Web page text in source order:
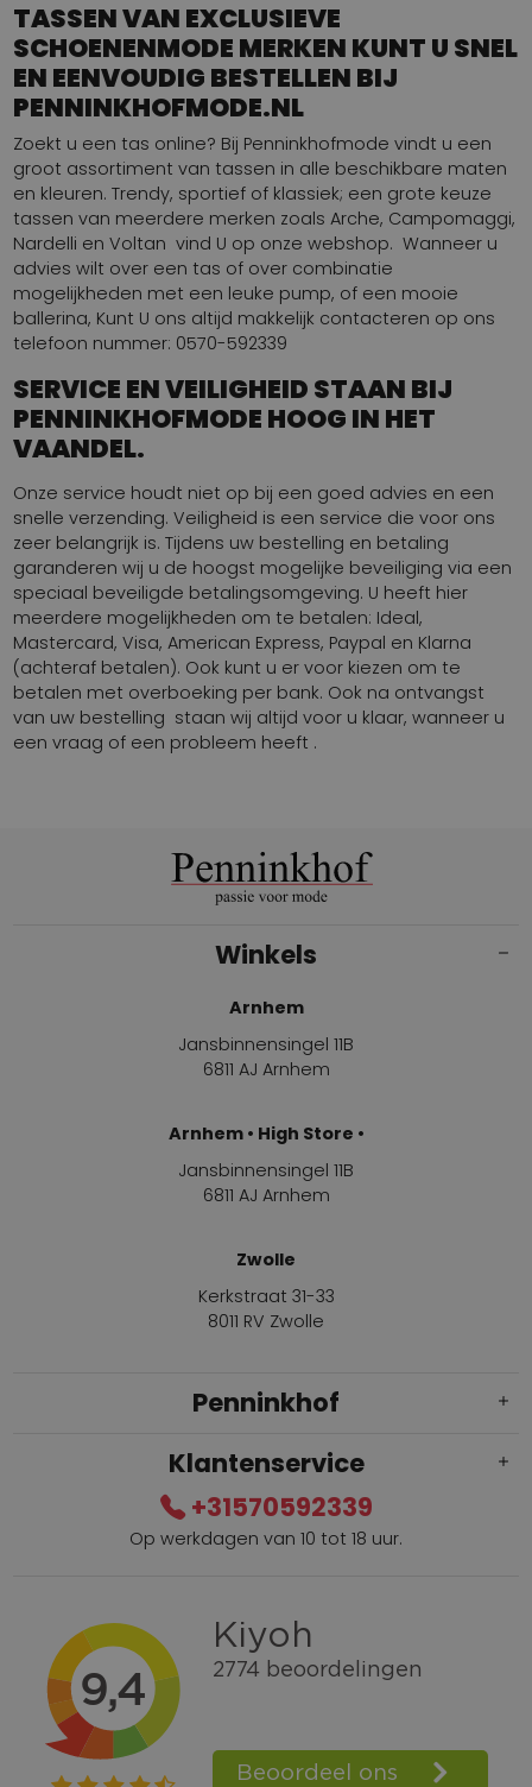
TASSEN VAN EXCLUSIEVE
SCHOENENMODE MERKEN KUNT U SNEL
EN EENVOUDIG BESTELLEN BIJ
PENNINKHOFMODE.NL
Zoekt u een tas online? Bij Penninkhofmode vindt u een
groot assortiment van tassen in alle beschikbare maten
en kleuren. Trendy, sportief of klassiek; een grote keuze
tassen van meerdere merken zoals Arche, Campomaggi,
Nardelli en Voltan vind U op onze webshop. Wanneer u
advies wilt over een tas of over combinatie
mogelijkheden met een leuke pump, of een mooie
ballerina, Kunt U ons altijd makkelijk contacteren op ons
telefoon nummer: 0570-592339
SERVICE EN VEILIGHEID STAAN BIJ
PENNINKHOFMODE HOOG IN HET
VAANDEL.
Onze service houdt niet op bij een goed advies en een
snelle verzending. Veiligheid is een service die voor ons
zeer belangrijk is. Tijdens uw bestelling en betaling
garanderen wij u de hoogst mogelijke beveiliging via een
speciaal beveiligde betalingsomgeving. U heeft hier
meerdere mogelijkheden om te betalen: Ideal,
Mastercard, Visa, American Express, Paypal en Klarna
(achteraf betalen). Ook kunt u er voor kiezen om te
betalen met overboeking per bank. Ook na ontvangst
van uw bestelling staan wij altijd voor u klaar, wanneer u
een vraag of een probleem heeft .
Winkels
Arnhem
Jansbinnensingel 11B
6811 AJ Arnhem
Arnhem • High Store •
Jansbinnensingel 11B
6811 AJ Arnhem
Zwolle
Kerkstraat 31-33
8011 RV Zwolle
Penninkhof
Gratis verzending vanaf € 100,=
Bel +31570592339
Spaarpunten
Shop the Look
Telefonisch bestellen ook mogelijk
Klantenservice
+31570592339
Op werkdagen van 10 tot 18 uur.